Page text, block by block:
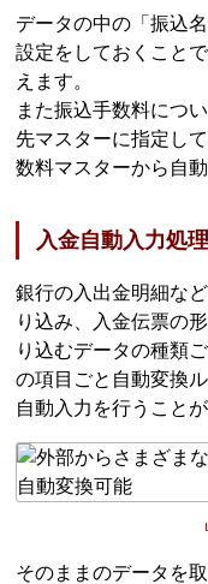
データの中の「振込
設定をしておくこと
えます。
また振込手数料につ
先マスターに指定し
数料マスターから自
入金自動入力処理
銀行の入出金明細な
り込み、入金伝票の
り込むデータの種類
の項目ごと自動変換
自動入力を行うことが
そのままのデータを